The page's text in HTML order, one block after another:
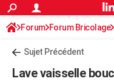
ACTUALITÉS
Politique
Société
Faits Divers
Education
Monde
Villes
+
Forum Forum Bricolage
Sujet Précédent
Lave vaisselle